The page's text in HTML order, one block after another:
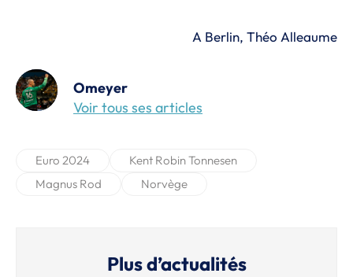
A Berlin, Théo Alleaume
Omeyer
Voir tous ses articles
Euro 2024
Kent Robin Tonnesen
Magnus Rod
Norvège
Plus d’actualités